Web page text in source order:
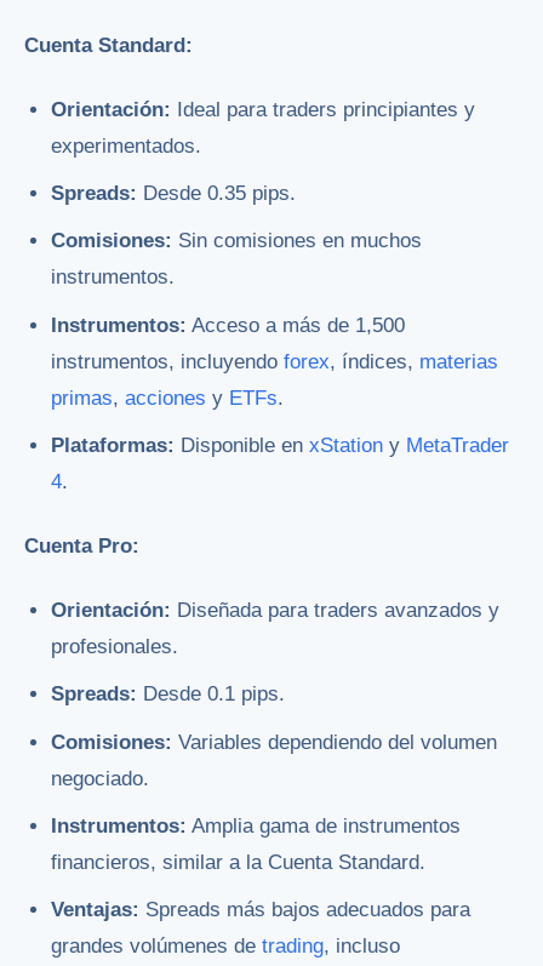
Cuenta Standard:
Orientación: Ideal para traders principiantes y
experimentados.
Spreads: Desde 0.35 pips.
Comisiones: Sin comisiones en muchos
instrumentos.
Instrumentos: Acceso a más de 1,500
instrumentos, incluyendoforex, índices, materias
primas,acciones y ETFs.
Plataformas: Disponible enxStation y MetaTrader
4.
Cuenta Pro:
Orientación: Diseñada para traders avanzados y
profesionales.
Spreads: Desde 0.1 pips.
Comisiones: Variables dependiendo del volumen
negociado.
Instrumentos: Amplia gama de instrumentos
financieros, similar a la Cuenta Standard.
Ventajas: Spreads más bajos adecuados para
grandes volúmenes detrading, incluso